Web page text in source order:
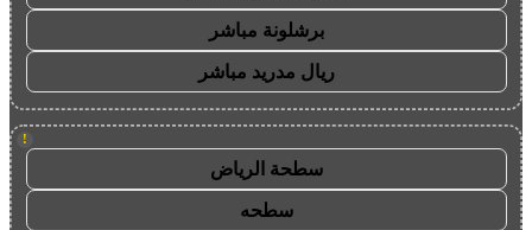
برشلونة مباشر
ريال مدريد مباشر
!
سطحة الرياض
سطحه